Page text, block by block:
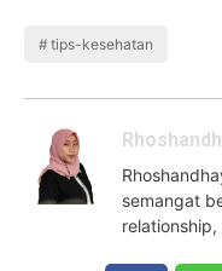
tips-kesehatan
semangat